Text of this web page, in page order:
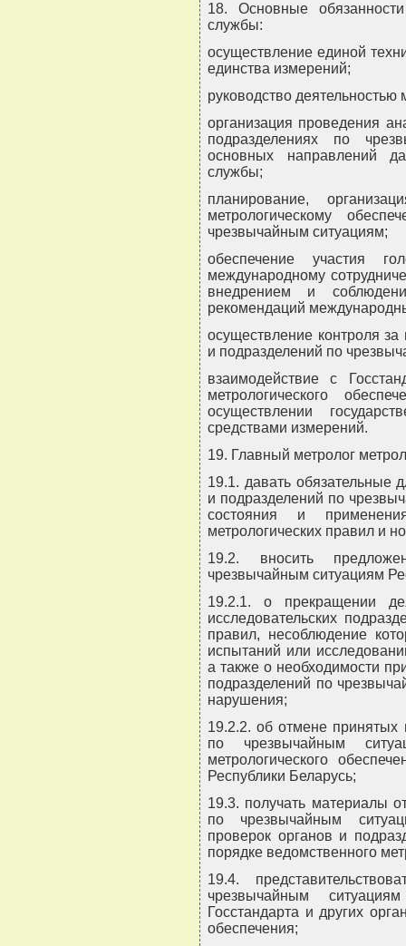
18. Основные обязанности
службы:
осуществление единой
единства измерений;
руководство деятельностью
организация проведения
подразделениях по
основных направлений
службы;
планирование,
метрологическому
чрезвычайным ситуациям;
обеспечение участия
международному
внедрением и
рекомендаций
осуществление контроля
и подразделений по
взаимодействие с
метрологического
осуществлении
средствами измерений.
19. Главный метролог
19.1. давать обязательные
и подразделений по
состояния и
метрологических правил и
19.2. вносить
чрезвычайным ситуациям
19.2.1. о прекращении
исследовательских
правил, несоблюдение
испытаний или
а также о необходимости
подразделений по
нарушения;
19.2.2. об отмене принятых
по чрезвычайным
метрологического
Республики Беларусь;
19.3. получать материалы
по чрезвычайным
проверок органов и
порядке ведомственного
19.4.
чрезвычайным
Госстандарта и других
обеспечения;